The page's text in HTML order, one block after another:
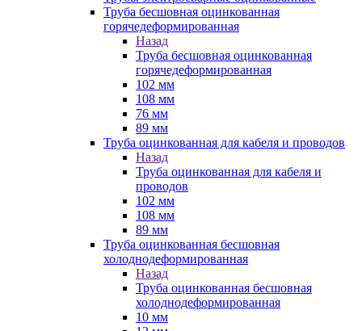
Труба бесшовная оцинкованная
горячедеформированная
Назад
Труба бесшовная оцинкованная
горячедеформированная
102 мм
108 мм
76 мм
89 мм
Труба оцинкованная для кабеля и проводов
Назад
Труба оцинкованная для кабеля и
проводов
102 мм
108 мм
89 мм
Труба оцинкованная бесшовная
холоднодеформированная
Назад
Труба оцинкованная бесшовная
холоднодеформированная
10 мм